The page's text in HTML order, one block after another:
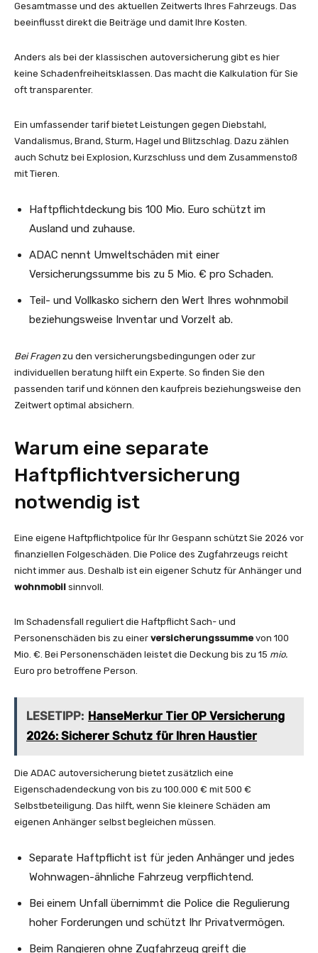
Gesamtmasse und des aktuellen Zeitwerts Ihres Fahrzeugs. Das
beeinflusst direkt die Beiträge und damit Ihre Kosten.
Anders als bei der klassischen autoversicherung gibt es hier
keine Schadenfreiheitsklassen. Das macht die Kalkulation für Sie
oft transparenter.
Ein umfassender tarif bietet Leistungen gegen Diebstahl,
Vandalismus, Brand, Sturm, Hagel und Blitzschlag. Dazu zählen
auch Schutz bei Explosion, Kurzschluss und dem Zusammenstoß
mit Tieren.
Haftpflichtdeckung bis 100 Mio. Euro schützt im
Ausland und zuhause.
ADAC nennt Umweltschäden mit einer
Versicherungssumme bis zu 5 Mio. € pro Schaden.
Teil- und Vollkasko sichern den Wert Ihres wohnmobil
beziehungsweise Inventar und Vorzelt ab.
Bei Fragen zu den versicherungsbedingungen oder zur
individuellen beratung hilft ein Experte. So finden Sie den
passenden tarif und können den kaufpreis beziehungsweise den
Zeitwert optimal absichern.
Warum eine separate
Haftpflichtversicherung
notwendig ist
Eine eigene Haftpflichtpolice für Ihr Gespann schützt Sie 2026 vor
finanziellen Folgeschäden. Die Police des Zugfahrzeugs reicht
nicht immer aus. Deshalb ist ein eigener Schutz für Anhänger und
wohnmobil sinnvoll.
Im Schadensfall reguliert die Haftpflicht Sach- und
Personenschäden bis zu einer versicherungssumme von 100
Mio. €. Bei Personenschäden leistet die Deckung bis zu 15 mio.
Euro pro betroffene Person.
LESETIPP: HanseMerkur Tier OP Versicherung
2026: Sicherer Schutz für Ihren Haustier
Die ADAC autoversicherung bietet zusätzlich eine
Eigenschadendeckung von bis zu 100.000 € mit 500 €
Selbstbeteiligung. Das hilft, wenn Sie kleinere Schäden am
eigenen Anhänger selbst begleichen müssen.
Separate Haftpflicht ist für jeden Anhänger und jedes
Wohnwagen-ähnliche Fahrzeug verpflichtend.
Bei einem Unfall übernimmt die Police die Regulierung
hoher Forderungen und schützt Ihr Privatvermögen.
Beim Rangieren ohne Zugfahrzeug greift die